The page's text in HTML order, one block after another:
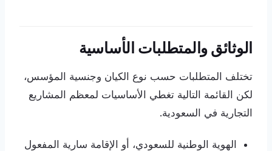
الوثائق والمتطلبات الأساسية
تختلف المتطلبات حسب نوع الكيان وجنسية المؤسس،
لكن القائمة التالية تغطي الأساسيات لمعظم المشاريع
التجارية في السعودية.
الهوية الوطنية للسعودي، أو الإقامة سارية المفعول